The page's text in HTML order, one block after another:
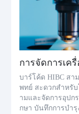
การจัดการเค
บาร์โค้ด HIBC สา
พทย์ สะดวกสำหรั
ามและจัดการอุปก
กษา บันทึกการบำ